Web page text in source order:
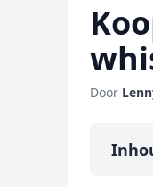
Door